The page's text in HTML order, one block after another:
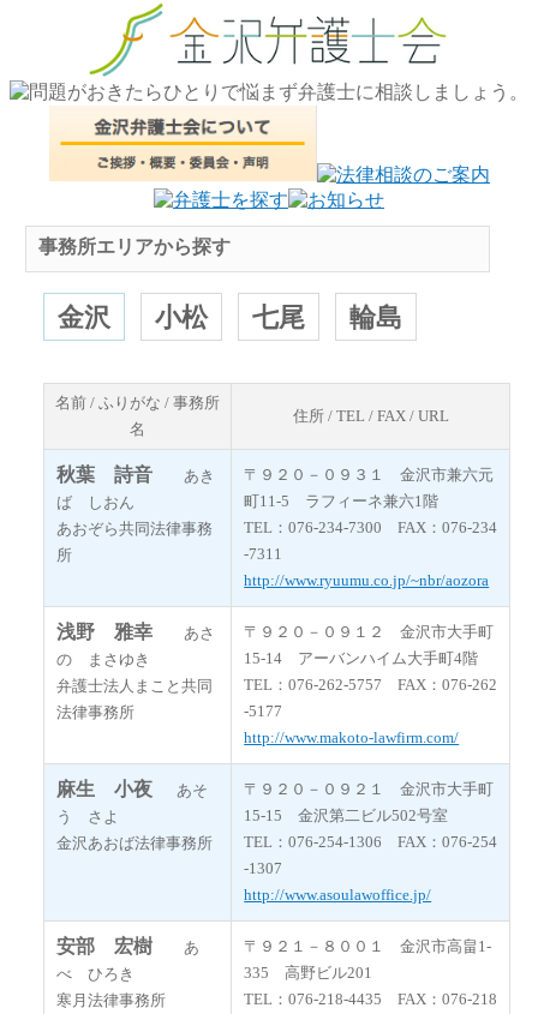
事務所エリアから探す
金沢 小松 七尾 輪島
名前 / ふりがな / 事務所
名
住所 / TEL / FAX / URL
秋葉 詩音 あき
ば しおん
あおぞら共同法律事務
所
〒９２０－０９３１ 金沢市兼六元
町11-5 ラフィーネ兼六1階
TEL：076-234-7300 FAX：076-234
-7311
http://www.ryuumu.co.jp/~nbr/aozora
浅野 雅幸 あさ
の まさゆき
弁護士法人まこと共同
法律事務所
〒９２０－０９１２ 金沢市大手町
15-14 アーバンハイム大手町4階
TEL：076-262-5757 FAX：076-262
-5177
http://www.makoto-lawfirm.com/
麻生 小夜
あそ
う さよ
金沢あおば法律事務所
〒９２０－０９２１ 金沢市大手町
15-15 金沢第二ビル502号室
TEL：076-254-1306 FAX：076-254
-1307
http://www.asoulawoffice.jp/
安部 宏樹 あ
べ ひろき
寒月法律事務所
〒９２１－８００１ 金沢市高畠1-
335 高野ビル201
TEL：076-218-4435 FAX：076-218